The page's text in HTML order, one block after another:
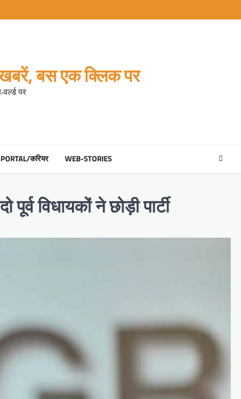
बस एक क्लिक पर
पर
करियर WEB-STORIES
विधायकों ने छोड़ी पार्टी